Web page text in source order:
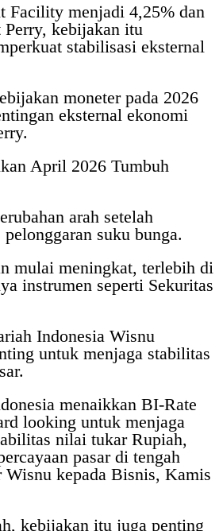
Facility menjadi 4,25% dan
kebijakan itu
stabilisasi eksternal
moneter pada 2026
eksternal ekonomi
April 2026 Tumbuh
arah setelah
suku bunga.
mulai meningkat, terlebih di
instrumen seperti Sekuritas
Indonesia Wisnu
untuk menjaga stabilitas
menaikkan BI-Rate
looking untuk menjaga
nilai tukar Rupiah,
pasar di tengah
kepada Bisnis, Kamis
kebijakan itu juga penting